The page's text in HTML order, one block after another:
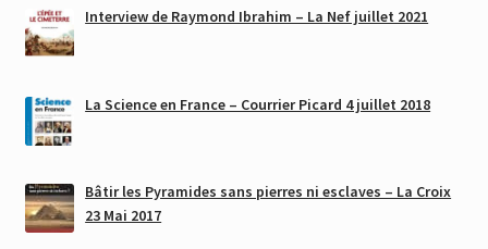
Interview de Raymond Ibrahim – La Nef juillet 2021
La Science en France – Courrier Picard 4 juillet 2018
Bâtir les Pyramides sans pierres ni esclaves – La Croix
23 Mai 2017